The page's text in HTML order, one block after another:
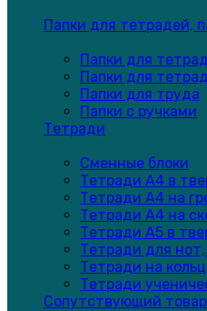
Папки для тетрадей,
Папки для
Папки для
Папки для труда
Папки с ручками
Тетради
Сменные блоки
Тетради А4 в
Тетради А4 на
Тетради А4 на
Тетради А5 в
Тетради для
Тетради на
Тетради
Сопутствующий